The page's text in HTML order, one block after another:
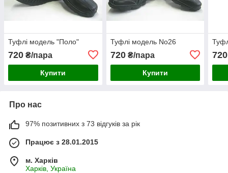
Туфлі модель "Поло"
720 ₴/пара
Купити
Туфлі модель No26
720₴/пара
Купити
720
Про нас
97% позитивних з 73 відгуків за рік
Працює з 28.01.2015
м. Харків
Харків, Україна